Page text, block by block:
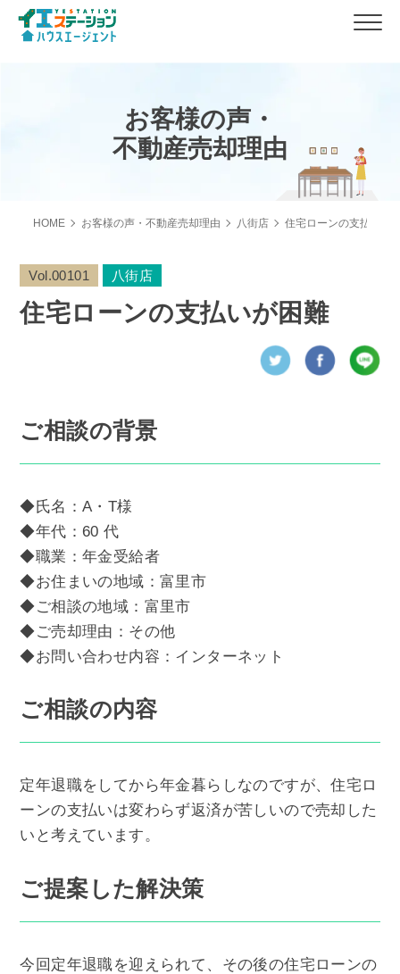
お客様の声・
不動産売却理由
HOME お客様の声・不動産売却理由 八街店 住宅ローンの支払いが
Vol.00101 八街店
住宅ローンの支払いが困難
ご相談の背景
◆氏名：A・T様
◆年代：60 代
◆職業：年金受給者
◆お住まいの地域：富里市
◆ご相談の地域：富里市
◆ご売却理由：その他
◆お問い合わせ内容：インターネット
ご相談の内容
定年退職をしてから年金暮らしなのですが、住宅ロ
ーンの支払いは変わらず返済が苦しいので売却した
いと考えています。
ご提案した解決策
今回定年退職を迎えられて、その後の住宅ローンの